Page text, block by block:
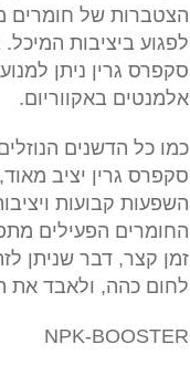
הצטברות של חומרים
לפגוע ביציבות
סקפרס גרין ניתן
אלמנטים באקווריום.
כמו כל הדשנים
סקפרס גרין יציב
השפעות קבועות
החומרים הפעילים
זמן קצר, דבר שניתן
לחום כהה, ולאבד את
NPK-BOOSTER